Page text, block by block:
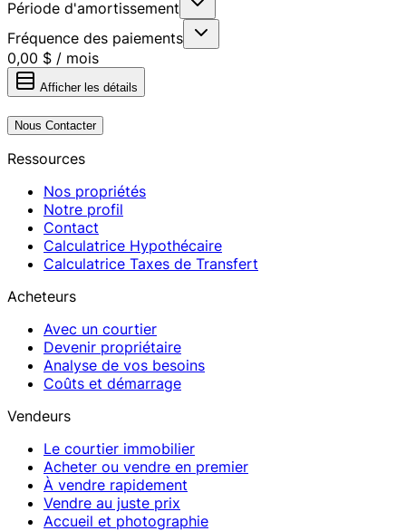
Période d'amortissement
Fréquence des paiements
0,00 $ / mois
Afficher les détails
Nous Contacter
Ressources
Nos propriétés
Notre profil
Contact
Calculatrice Hypothécaire
Calculatrice Taxes de Transfert
Acheteurs
Avec un courtier
Devenir propriétaire
Analyse de vos besoins
Coûts et démarrage
Vendeurs
Le courtier immobilier
Acheter ou vendre en premier
À vendre rapidement
Vendre au juste prix
Accueil et photographie